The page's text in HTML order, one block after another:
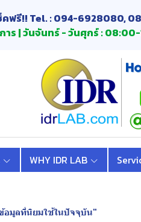
คฟรี!! Tel. : 094-6928080,
าร | วันจันทร์ - วันศุกร์ :
WHY IDR LAB
มูลที่นิยมใช้ในปัจจุบัน"